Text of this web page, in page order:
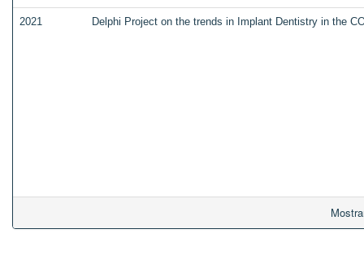
2021 Delphi Project on the trends in Implant Dentistry in the